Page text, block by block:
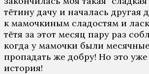
тётину дачу и началась другая
к мамочкиным сладостям и
тётя за этот месяц пару раз
когда у мамочки были
пропадать же добру! Но это уже
история!